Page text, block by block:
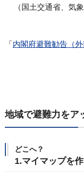
（国土交通省、気
「 内閣府避難勧告（
地域で避難力をア
どこへ？
1.マイマップを